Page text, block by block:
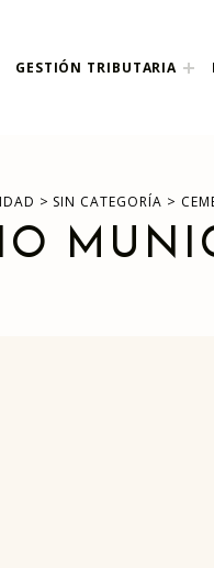
GESTIÓN TRIBUTARIA
> SIN CATEGORÍA >